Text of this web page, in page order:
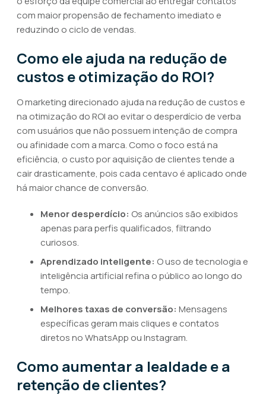
com maior propensão de fechamento imediato e
reduzindo o ciclo de vendas.
Como ele ajuda na redução de
custos e otimização do ROI?
O marketing direcionado ajuda na redução de custos e
na otimização do ROI ao evitar o desperdício de verba
com usuários que não possuem intenção de compra
ou afinidade com a marca. Como o foco está na
eficiência, o custo por aquisição de clientes tende a
cair drasticamente, pois cada centavo é aplicado onde
há maior chance de conversão.
Menor desperdício: Os anúncios são exibidos
apenas para perfis qualificados, filtrando
curiosos.
Aprendizado inteligente: O uso de tecnologia e
inteligência artificial refina o público ao longo do
tempo.
Melhores taxas de conversão: Mensagens
específicas geram mais cliques e contatos
diretos no WhatsApp ou Instagram.
Como aumentar a lealdade e a
retenção de clientes?